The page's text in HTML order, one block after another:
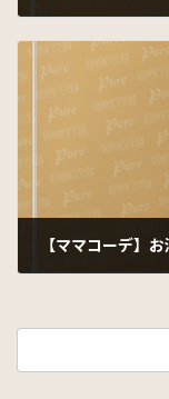
【ママコーデ】